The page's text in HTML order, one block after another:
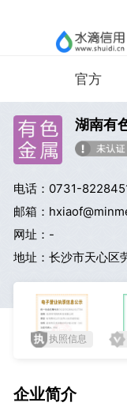
官方
湖南有
电话：0731-
邮箱：
网址：-
地址：长沙市天心区
执照信息
企业简介